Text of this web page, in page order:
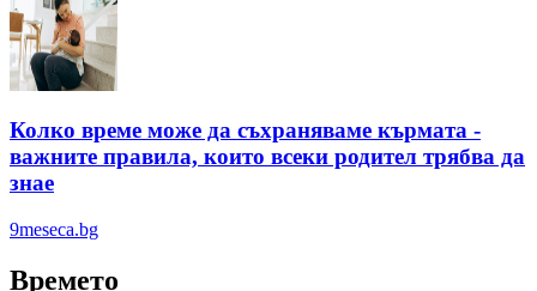
Колко време може да съхраняваме кърмата -
важните правила, които всеки родител трябва да
знае
9meseca.bg
Времето